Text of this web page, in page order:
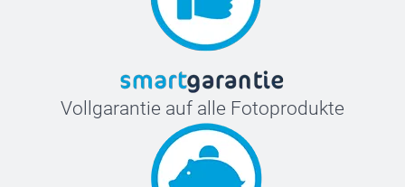
Vollgarantie auf alle Fotoprodukte